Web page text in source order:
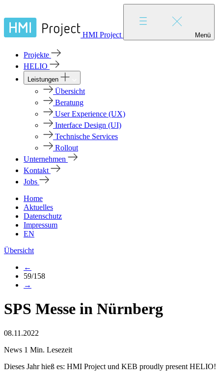
HMI Project Menü
Projekte
HELIO
Leistungen
Übersicht
Beratung
User Experience (UX)
Interface Design (UI)
Technische Services
Rollout
Unternehmen
Kontakt
Jobs
Home
Aktuelles
Datenschutz
Impressum
EN
Übersicht
←
59/158
→
SPS Messe in Nürnberg
08.11.2022
News 1 Min. Lesezeit
Dieses Jahr hieß es: HMI Project und KEB proudly present HELIO!